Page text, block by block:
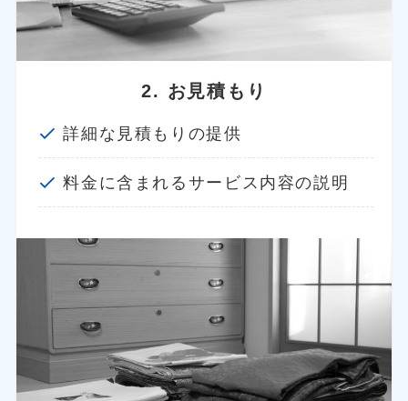
2. お見積もり
詳細な見積もりの提供
料金に含まれるサービス内容の説明